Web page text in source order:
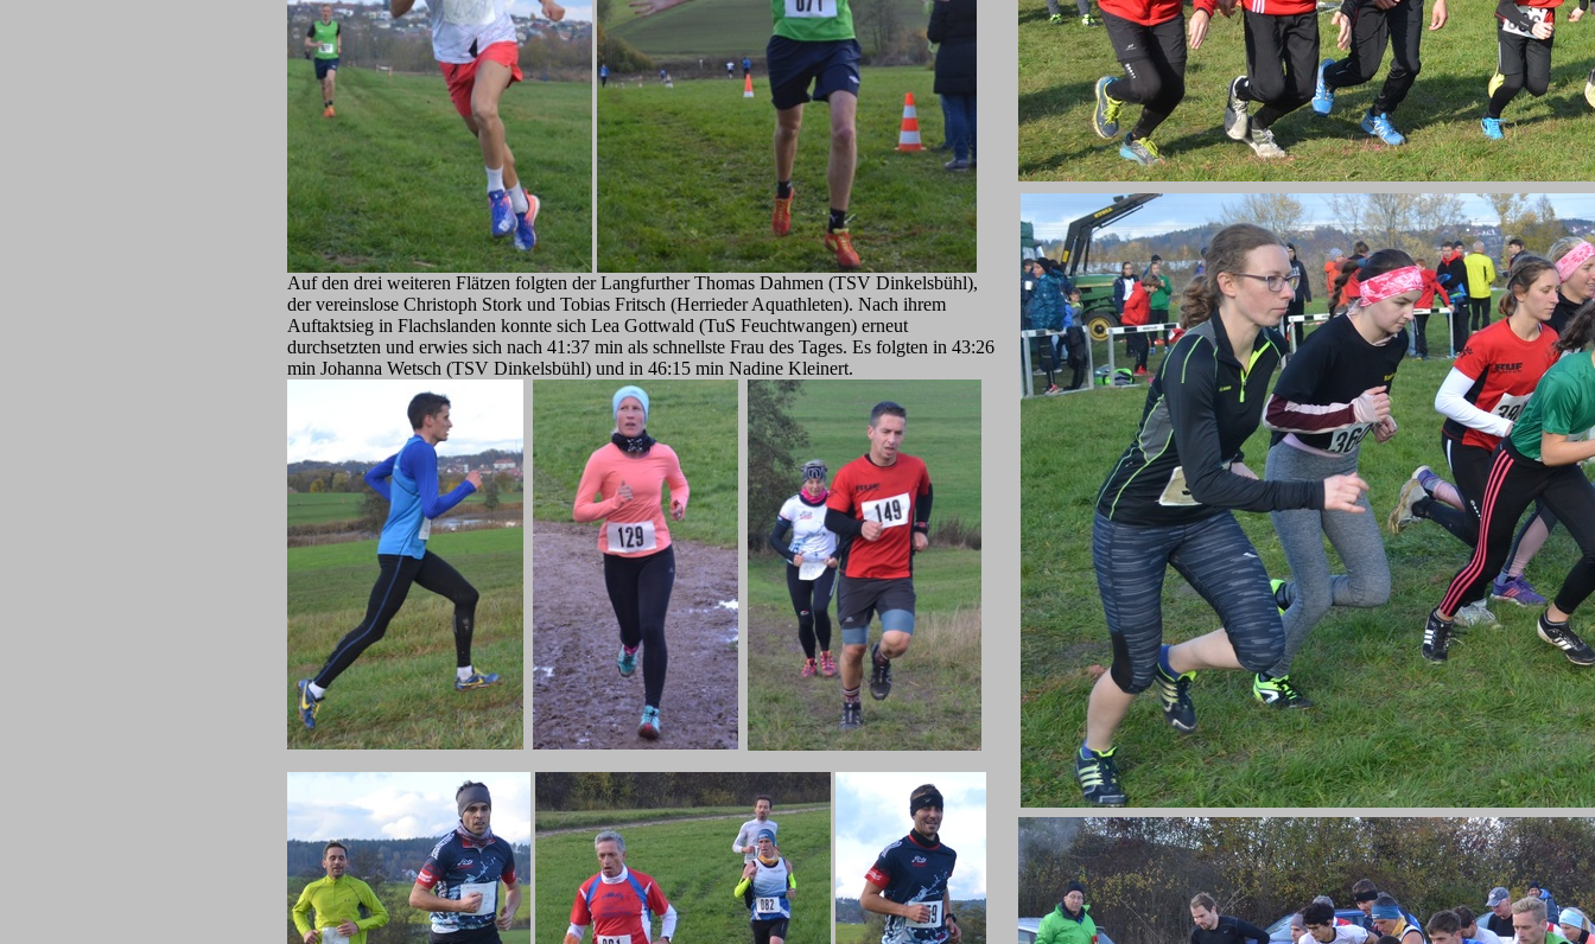
Auf den drei weiteren Flätzen folgten der Langfurther Thomas Dahmen (TSV Dinkelsbühl),
der vereinslose Christoph Stork und Tobias Fritsch (Herrieder Aquathleten). Nach ihrem
Auftaktsieg in Flachslanden konnte sich Lea Gottwald (TuS Feuchtwangen) erneut
durchsetzten und erwies sich nach 41:37 min als schnellste Frau des Tages. Es folgten in 43:26
min Johanna Wetsch (TSV Dinkelsbühl) und in 46:15 min Nadine Kleinert.